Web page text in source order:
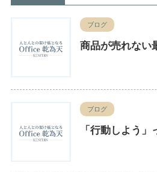
ブログ
商品が売れない
ブログ
「行動しよう